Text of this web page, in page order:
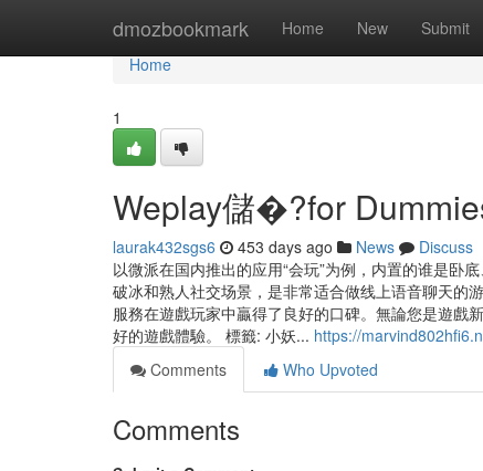
dmozbookmark Home New Submit
Home
Home
1
Weplay儲�?for
laurak432sgs6 453 days ago News
Discuss
以微派在国内推出的应用“会玩”为例，内置的谁是卧
破冰和熟人社交场景，是非常适合做线上语音聊天的
服務在遊戲玩家中贏得了良好的口碑。無論您是遊戲
好的遊戲體驗。 標籤: 小妖... https://
Comments
Who Upvoted
Comments